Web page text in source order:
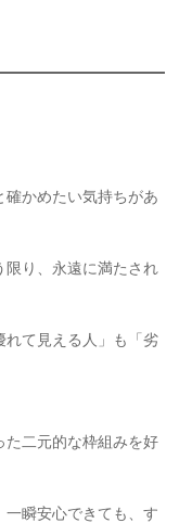
確かめたい気持ちがあ
限り、永遠に満たされ
れて見える人」も「劣
た二元的な枠組みを好
一瞬安心できても、す